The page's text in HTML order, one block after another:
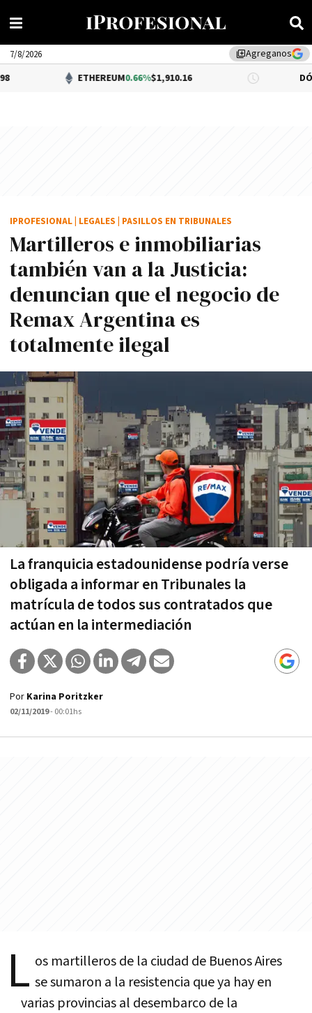
library_addAgreganos
7/8/2026
ETHEREUM0.66%$1,910.16 DÓLAR BNA
Martilleros e inmobiliarias
también van a la Justicia:
denuncian que el negocio de
Remax Argentina es
totalmente ilegal
La franquicia estadounidense podría verse
obligada a informar en Tribunales la
matrícula de todos sus contratados que
actúan en la intermediación
IPROFESIONAL LEGALES PASILLOS EN TRIBUNALES
Por Karina Poritzker
02/11/2019- 00:01hs
L os martilleros de la ciudad de Buenos Aires
se sumaron a la resistencia que ya hay en
varias provincias al desembarco de la